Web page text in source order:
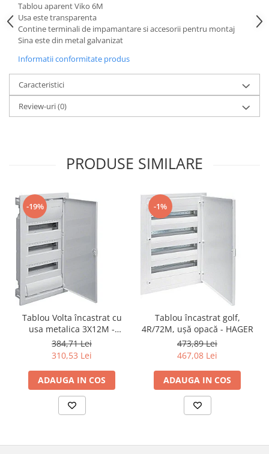
Tablou aparent Viko 6M
Usa este transparenta
Contine terminali de impamantare si accesorii pentru montaj
Sina este din metal galvanizat
Informatii conformitate produs
Caracteristici
Review-uri(0)
PRODUSE SIMILARE
-19%
Tablou Volta încastrat cu
usa metalica 3X12M -
HAGER VU36NE
384,71 Lei
310,53 Lei
ADAUGA IN COS
-1%
Tablou încastrat golf,
4R/72M, ușă opacă - HAGER
473,89 Lei
467,08 Lei
ADAUGA IN COS